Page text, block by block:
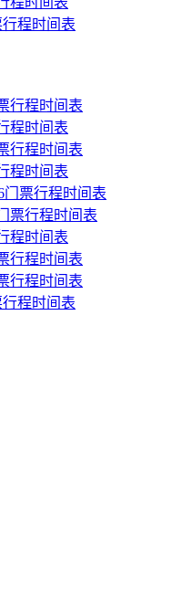
程时间表
行程时间表
程时间表
行程时间表
程时间表
门票行程时间表
票行程时间表
程时间表
行程时间表
行程时间表
程时间表